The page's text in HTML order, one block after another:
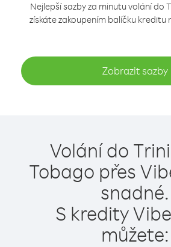
Nejlepší sazby za minutu volání do
získáte zakoupením balíčku kreditu
Zobrazit sazby
Volání do
Tobago přes
snadné.
S kredity
můžete: